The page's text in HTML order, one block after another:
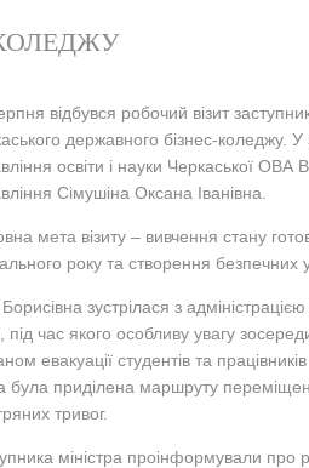
відбувся робочий візит
державного бізнес-коледжу. У
освіти і науки Черкаської
Сімушіна Оксана Іванівна.
мета візиту – вивчення стану
року та створення безпечних
Борисівна зустрілася з
під час якого особливу увагу
евакуації студентів та
була приділена маршруту
тривог.
міністра проінформували про